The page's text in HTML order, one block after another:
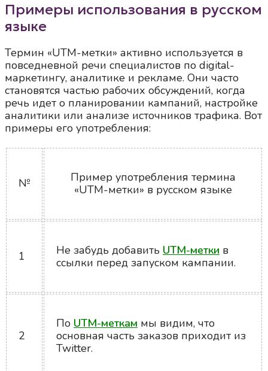
Примеры использования в русском
языке
Термин «UTM-метки» активно используется в
повседневной речи специалистов по digital-
маркетингу, аналитике и рекламе. Они часто
становятся частью рабочих обсуждений, когда
речь идет о планировании кампаний, настройке
аналитики или анализе источников трафика. Вот
примеры его употребления:
№
Пример употребления термина
«UTM-метки» в русском языке
1 Не забудь добавить UTM-метки в
ссылки перед запуском кампании.
2
По UTM-меткам мы видим, что
основная часть заказов приходит из
Twitter.